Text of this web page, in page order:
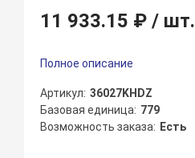
11 933.15 ₽/ шт.
Полное описание
Артикул 36027KHDZ
Базовая единица 779
Возможность заказа
Есть